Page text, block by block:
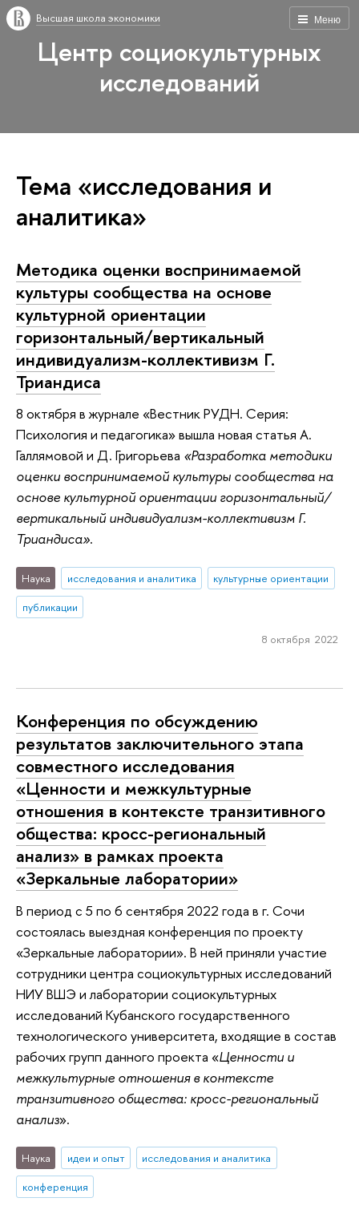
Меню
Высшая школа экономики
Центр социокультурных
исследований
Тема «исследования и
аналитика»
Методика оценки воспринимаемой
культуры сообщества на основе
культурной ориентации
горизонтальный/вертикальный
индивидуализм-коллективизм Г.
Триандиса
8 октября в журнале «Вестник РУДН. Серия:
Психология и педагогика» вышла новая статья А.
Галлямовой и Д. Григорьева «Разработка методики
оценки воспринимаемой культуры сообщества на
основе культурной ориентации горизонтальный/
вертикальный индивидуализм-коллективизм Г.
Триандиса».
Наука исследования и аналитика
культурные ориентации
публикации
8 октября 2022
Конференция по обсуждению
результатов заключительного этапа
совместного исследования
«Ценности и межкультурные
отношения в контексте транзитивного
общества: кросс-региональный
анализ» в рамках проекта
«Зеркальные лаборатории»
В период с 5 по 6 сентября 2022 года в г. Сочи
состоялась выездная конференция по проекту
«Зеркальные лаборатории». В ней приняли участие
сотрудники центра социокультурных исследований
НИУ ВШЭ и лаборатории социокультурных
исследований Кубанского государственного
технологического университета, входящие в состав
рабочих групп данного проекта «Ценности и
межкультурные отношения в контексте
транзитивного общества: кросс-региональный
анализ».
Наука идеи и опыт
исследования и аналитика
конференция